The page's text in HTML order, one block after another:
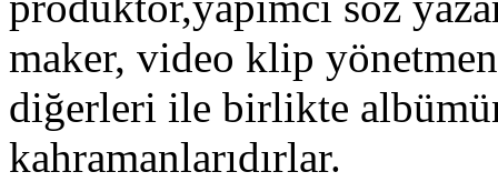
maker, video klip
diğerleri ile birlikte
kahramanlarıdırlar.